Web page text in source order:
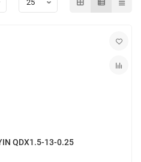
QDX1.5-13-0.25